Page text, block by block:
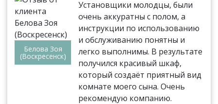
Белова Зоя
(Воскресенск)
Установщики молодцы, были
очень аккуратны с полом, а
инструкции по использованию
и обслуживанию понятны и
легко выполнимы. В результате
получился красивый шкаф,
который создаёт приятный вид
комнате моего сына. Очень
рекомендую компанию.